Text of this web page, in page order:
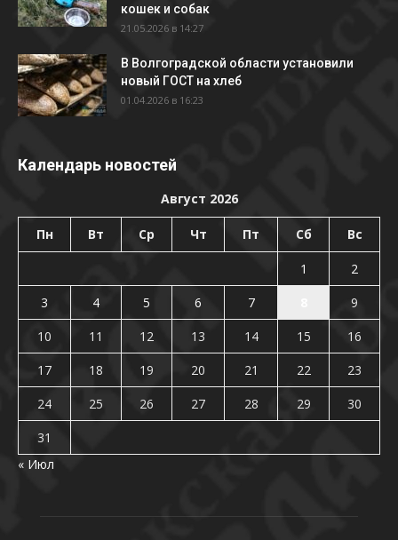
кошек и собак
21.05.2026 в 14:27
В Волгоградской области установили
новый ГОСТ на хлеб
01.04.2026 в 16:23
Календарь новостей
Август 2026
Пн Вт Ср Чт Пт Сб Вс
1
2
3
4 5 6 7
9
10
11 12 13 14 15
16
17
18 19 20 21 22
23
24
25 26 27 28 29
30
31
« Июл